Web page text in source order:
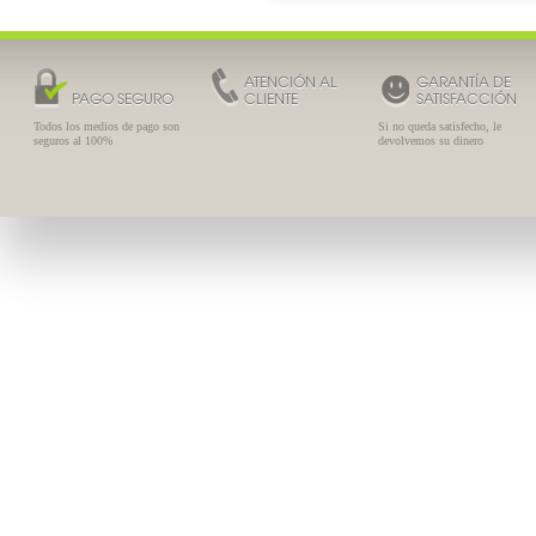
PAGO SEGURO
Todos los medios de pago son
seguros al 100%
ATENCIÓN AL
CLIENTE
GARANTÍA DE
SATISFACCIÓN
Si no queda satisfecho, le
devolvemos su dinero